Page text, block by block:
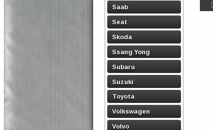
Saab
Seat
Skoda
Ssang Yong
Subaru
Suzuki
Toyota
Volkswagen
Volvo